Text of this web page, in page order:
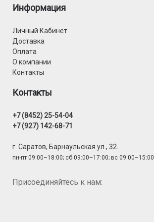
Информация
Личный Кабинет
Доставка
Оплата
О компании
Контакты
Контакты
+7 (8452) 25-54-04
+7 (927) 142-68-71
г. Саратов, Барнаульская ул., 32.
пн-пт 09:00–18:00; сб 09:00–17:00; вс 09:00–15:00
Присоединяйтесь к нам: